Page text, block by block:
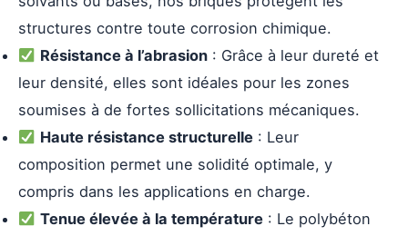
structures contre toute corrosion chimique.
Résistance à l’abrasion: Grâce à leur dureté et
leur densité, elles sont idéales pour les zones
soumises à de fortes sollicitations mécaniques.
Haute résistance structurelle: Leur
composition permet une solidité optimale, y
compris dans les applications en charge.
Tenue élevée à la température: Le polybéton